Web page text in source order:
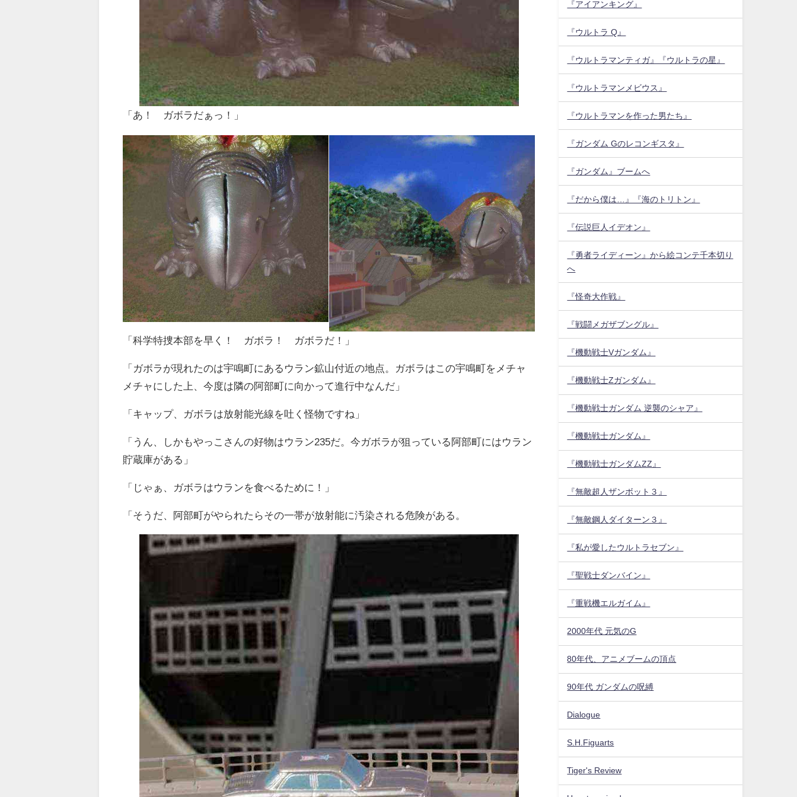
「あ！ ガボラだぁっ！」
「科学特捜本部を早く！ ガボラ！ ガボラだ！」
「ガボラが現れたのは宇鳴町にあるウラン鉱山付近の地点。ガボラはこの宇鳴町をメチャ
メチャにした上、今度は隣の阿部町に向かって進行中なんだ」
「キャップ、ガボラは放射能光線を吐く怪物ですね」
「うん、しかもやっこさんの好物はウラン235だ。今ガボラが狙っている阿部町にはウラン
貯蔵庫がある」
「じゃぁ、ガボラはウランを食べるために！」
「そうだ、阿部町がやられたらその一帯が放射能に汚染される危険がある。
『アイアンキング』
『ウルトラ Q』
『ウルトラマンティガ』『ウルトラの星』
『ウルトラマンメビウス』
『ウルトラマンを作った男たち』
『ガンダム Gのレコンギスタ』
『ガンダム』ブームへ
『だから僕は…』『海のトリトン』
『伝説巨人イデオン』
『勇者ライディーン』から絵コンテ千本切り
へ
『怪奇大作戦』
『戦闘メガザブングル』
『機動戦士Vガンダム』
『機動戦士Zガンダム』
『機動戦士ガンダム 逆襲のシャア』
『機動戦士ガンダム』
『機動戦士ガンダムZZ』
『無敵超人ザンボット３』
『無敵鋼人ダイターン３』
『私が愛したウルトラセブン』
『聖戦士ダンバイン』
『重戦機エルガイム』
2000年代 元気のG
80年代、アニメブームの頂点
90年代 ガンダムの呪縛
Dialogue
S.H.Figuarts
Tiger's Review